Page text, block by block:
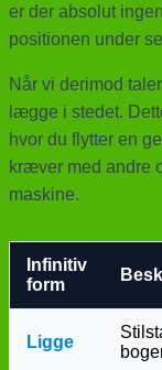
er der absolut
positionen under
Når vi derimod
lægge i stedet.
hvor du flytter en
kræver med andre
maskine.
Infinitiv
form
Ligge